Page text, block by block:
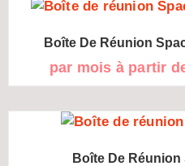
Boîte De Réunion
par mois à partir
Boîte De Réunion